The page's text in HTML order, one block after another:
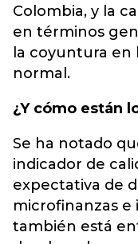
Colombia, y la
en términos
la coyuntura en
normal.
¿Y cómo están
Se ha notado
indicador de
expectativa de
microfinanzas e
también está